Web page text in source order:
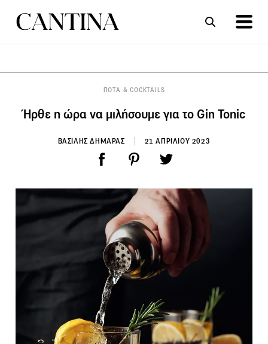
ΠΟΤΑ & COCKTAILS
Ήρθε η ώρα να μιλήσουμε για το Gin Tonic
ΒΑΣΙΛΗΣ ΔΗΜΑΡΑΣ 21 ΑΠΡΙΛΙΟΥ 2023